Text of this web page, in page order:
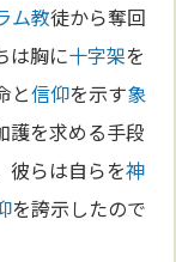
ム教徒から奪回
は胸に十字架を
と信仰を示す象
護を求める手段
彼らは自らを神
を誇示したので